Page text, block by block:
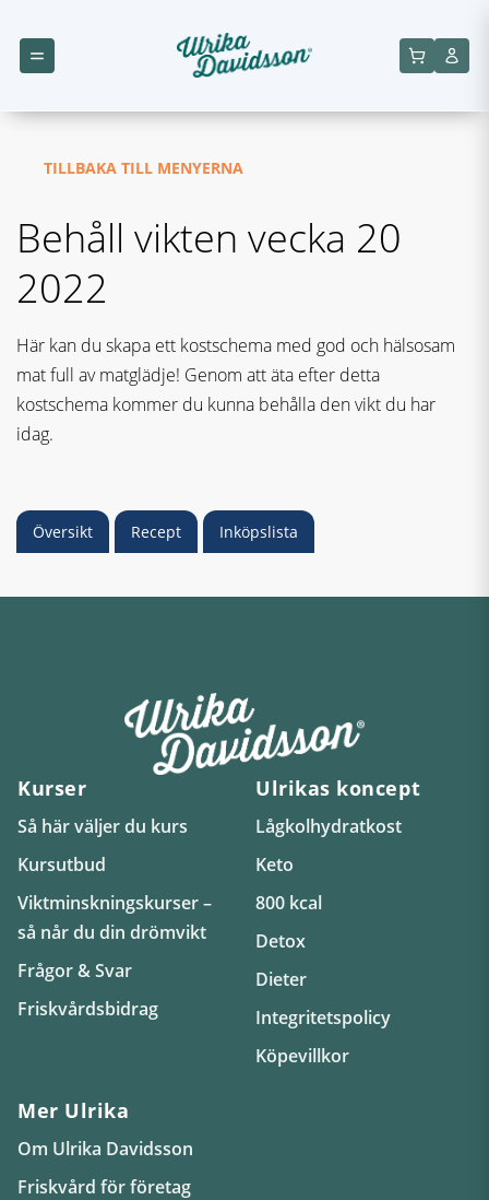
TILLBAKA TILL MENYERNA
Behåll vikten vecka 20
2022
Här kan du skapa ett kostschema med god och hälsosam
mat full av matglädje! Genom att äta efter detta
kostschema kommer du kunna behålla den vikt du har
idag.
Översikt Recept Inköpslista
Kurser
Så här väljer du kurs
Kursutbud
Viktminskningskurser –
så når du din drömvikt
Frågor & Svar
Friskvårdsbidrag
Ulrikas koncept
Lågkolhydratkost
Keto
800 kcal
Detox
Dieter
Integritetspolicy
Köpevillkor
Mer Ulrika
Om Ulrika Davidsson
Friskvård för företag